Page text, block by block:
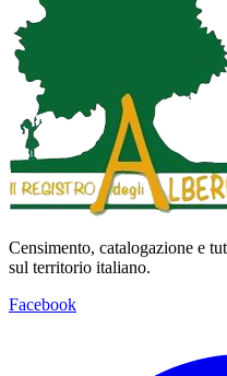
Censimento, catalogazione e
sul territorio italiano.
Facebook